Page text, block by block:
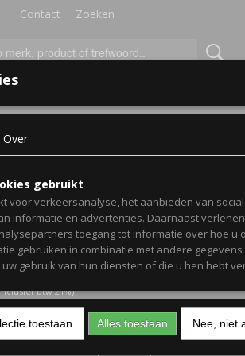
Contact Zoeken
mix of chaos and love - Leuk cadeau
hoodie momlife
mix of chaos
voor mama
btw 21%)
Kleur tekst
Over
gebruikt
voor verkeersanalyse, het aanbieden van
informatie en advertenties. Daarnaast
toegang tot informatie over hoe u
gebruiken in combinatie met andere gegevens
gebruik van hun diensten of die u hen hebt
toestaan Alles toestaan Nee, niet